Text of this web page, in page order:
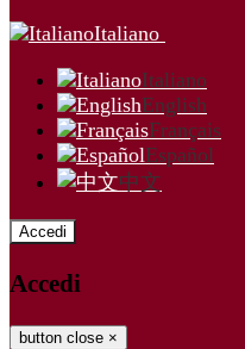
Italiano
Italiano
English
Français
Español
中文
Accedi
Accedi
button close ×